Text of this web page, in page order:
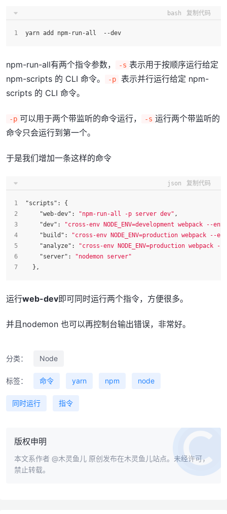
bash 复制代码
yarn add npm-run-all  --dev
npm-run-all有两个指令参数， -s 表示用于按顺序运行给定
npm-scripts 的 CLI 命令。
-p
表示并行运行给定 npm-
scripts 的 CLI 命令。
-p 可以用于两个带监听的命令运行， -s 运行两个带监听的
命令只会运行到第一个。
于是我们增加一条这样的命令
json 复制代码
"scripts" :
{
"web-dev" : "npm-run-all -p server dev" ,
"dev" :
"cross-env NODE_ENV=development webpack --
"build" :
"cross-env NODE_ENV=production webpack --
"analyze" :
"cross-env NODE_ENV=production
"server" :
"nodemon server"
} ,
运行web-dev即可同时运行两个指令，方便很多。
并且nodemon 也可以再控制台输出错误，非常好。
分类： Node
标签： 命令 yarn npm node
同时运行 指令
版权申明
本文系作者 @木灵鱼儿 原创发布在木灵鱼儿站点。未经许可，
禁止转载。